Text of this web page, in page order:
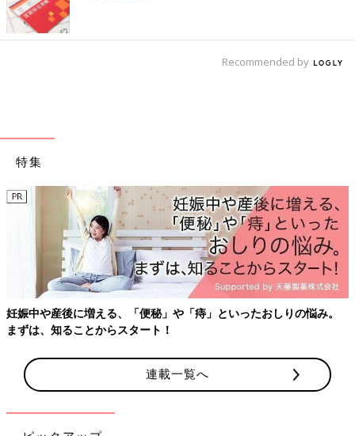
Recommended by
特集
。
約2000人のママ・パパが選んだ、マタニティ・出産準備・育
ズの口コミ人気ランキング！
連載一覧へ